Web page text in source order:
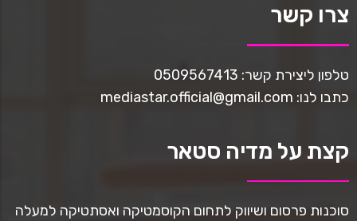
צרו קשר
טלפון ליצירת קשר: 0509567413
כתבו לנו: mediastar.official@gmail.com
קצת על מדיה סטאר
סוכנות פרסום ושיווק לתחום הקוסמטיקה ואסתטיקה למעלה